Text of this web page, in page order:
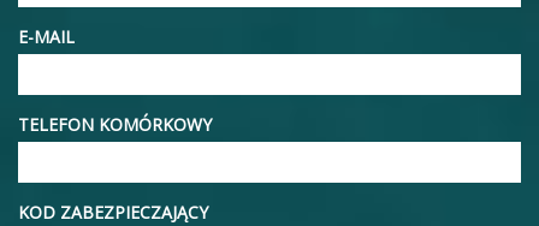
E-MAIL
TELEFON KOMÓRKOWY
KOD ZABEZPIECZAJĄCY